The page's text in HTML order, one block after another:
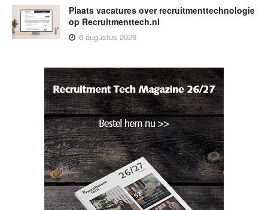
Plaats vacatures over recruitmenttechnologie
op Recruitmenttech.nl
6 augustus 2026